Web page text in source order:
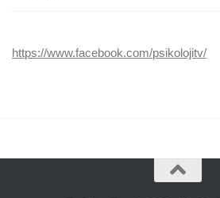
https://www.facebook.com/psikolojitv/